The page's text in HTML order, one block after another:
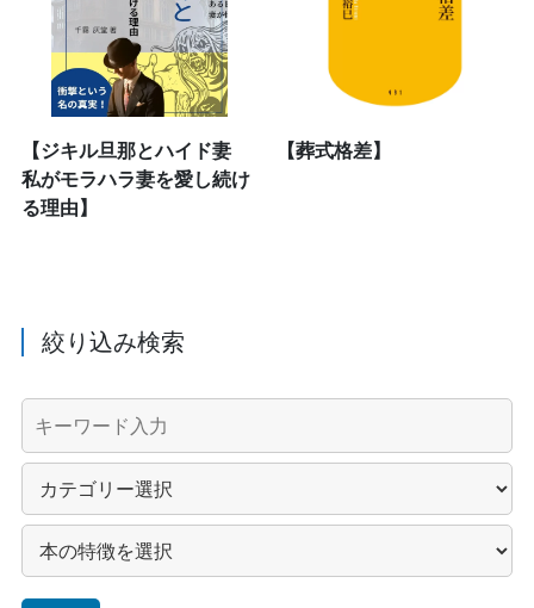
【ジキル旦那とハイド妻
私がモラハラ妻を愛し続け
る理由】
【葬式格差】
絞り込み検索